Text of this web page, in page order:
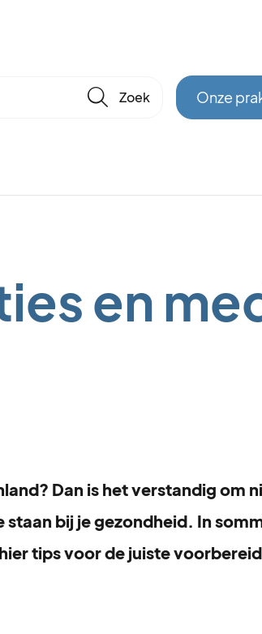
🔎 Onze
en
Dan is het verstandig om
bij je gezondheid. In
tips voor de juiste